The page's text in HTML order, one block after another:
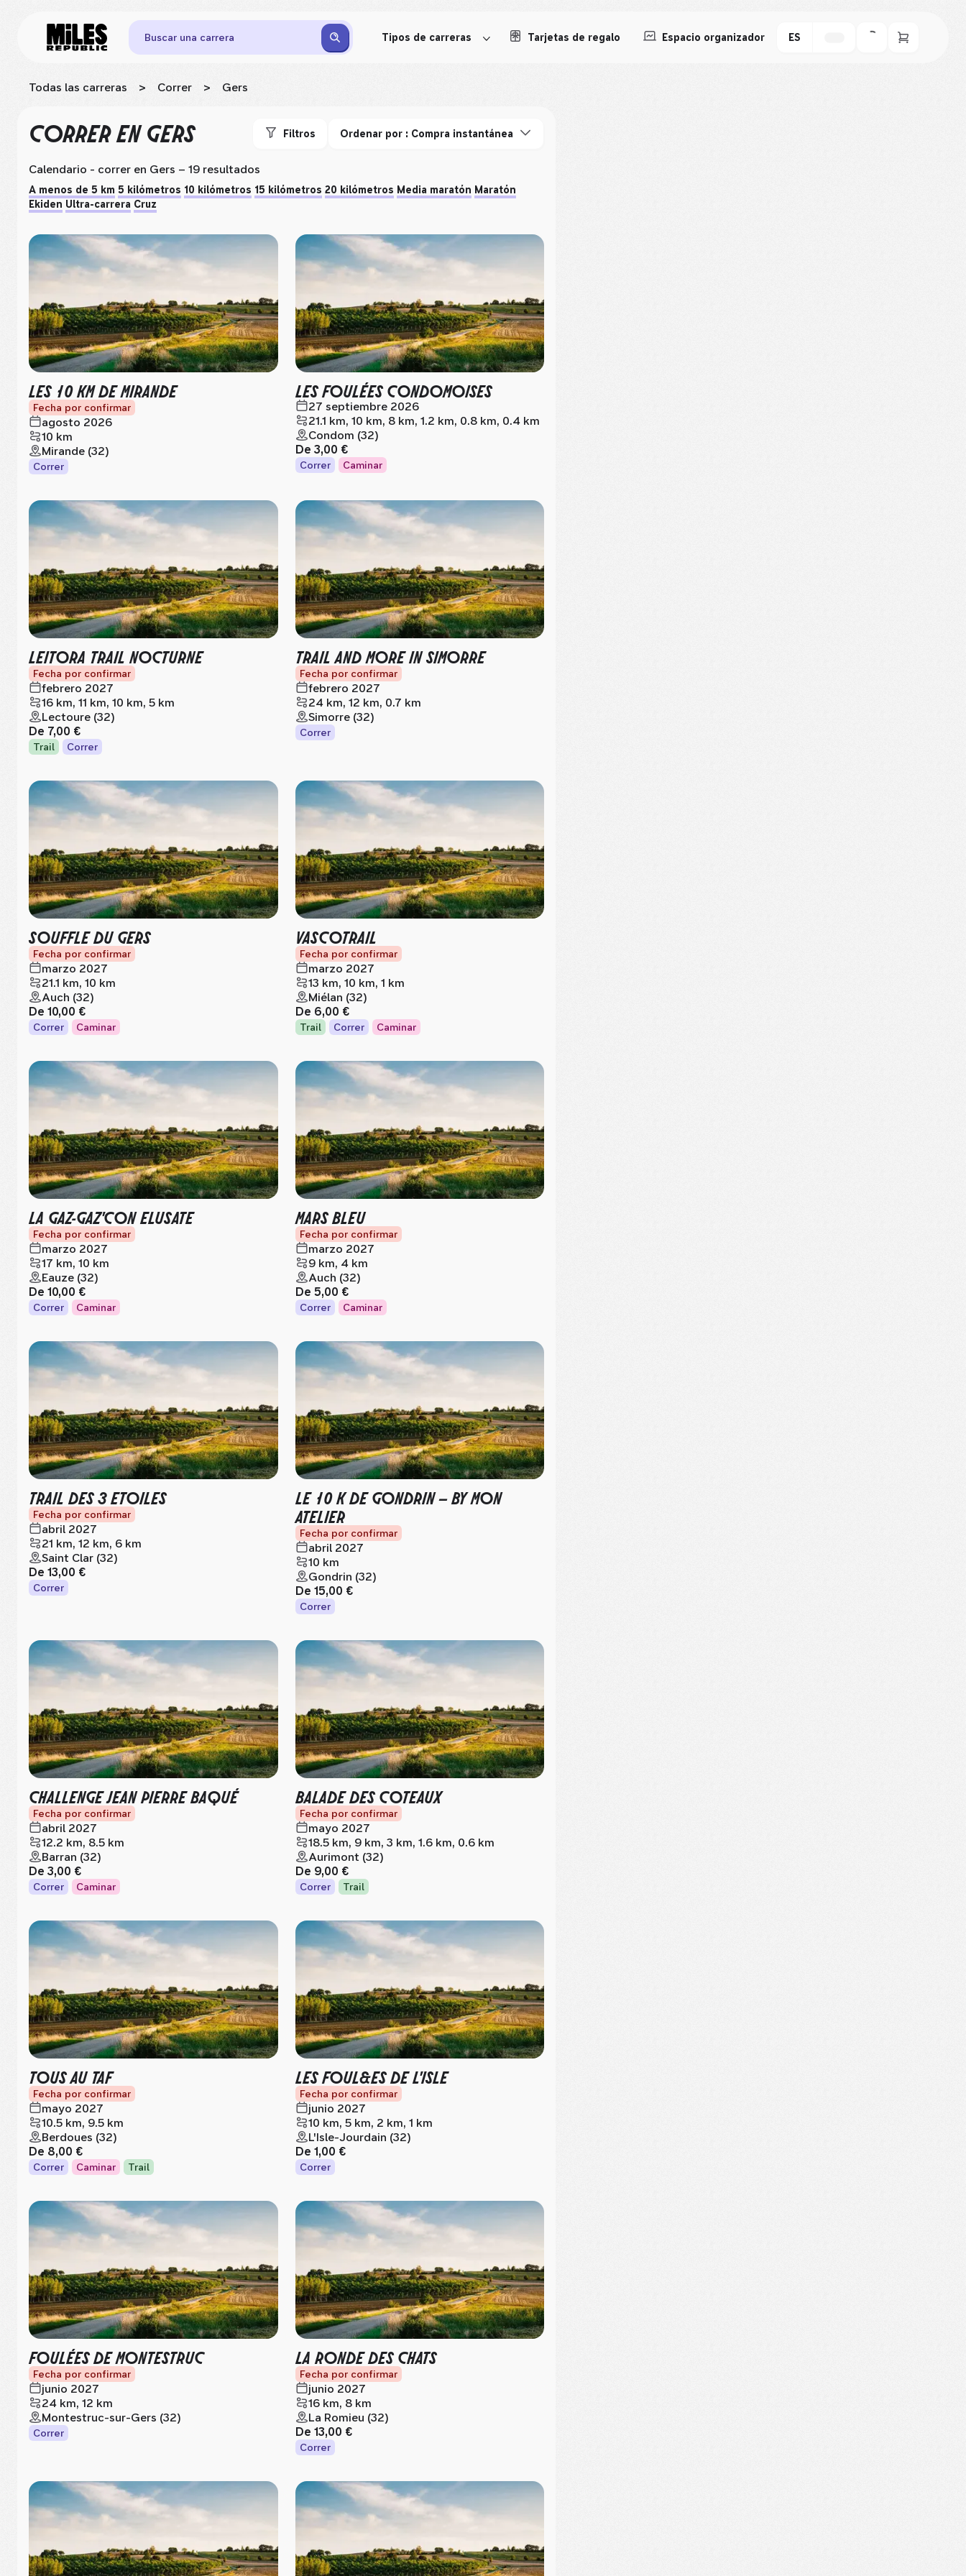
Buscar una carrera Tipos de carreras Tarjetas de regalo Espacio organizador ES
Todas las carreras > Correr > Gers
CORREREN GERS Filtros Ordenar por : Compra instantánea
Calendario - correr en Gers – 19 resultados
A menos de 5 km 5 kilómetros 10 kilómetros 15 kilómetros 20 kilómetros Media maratón Maratón
Ekiden Ultra-carrera Cruz
LES 10 KM DE MIRANDE
Fecha por confirmar
agosto 2026
10 km
Mirande (32)
Correr
LES FOULÉES CONDOMOISES
27 septiembre 2026
21.1 km, 10 km, 8 km, 1.2 km, 0.8 km, 0.4 km
Condom (32)
De 3,00 €
Correr Caminar
LEITORA TRAIL NOCTURNE
Fecha por confirmar
febrero 2027
16 km, 11 km, 10 km, 5 km
Lectoure (32)
De 7,00 €
Trail Correr
TRAIL AND MORE IN SIMORRE
Fecha por confirmar
febrero 2027
24 km, 12 km, 0.7 km
Simorre (32)
Correr
SOUFFLE DU GERS
Fecha por confirmar
marzo 2027
21.1 km, 10 km
Auch (32)
De 10,00 €
Correr Caminar
VASCOTRAIL
Fecha por confirmar
marzo 2027
13 km, 10 km, 1 km
Miélan (32)
De 6,00 €
Trail Correr Caminar
LA GAZ-GAZ'CON ELUSATE
Fecha por confirmar
marzo 2027
17 km, 10 km
Eauze (32)
De 10,00 €
Correr Caminar
MARS BLEU
Fecha por confirmar
marzo 2027
9 km, 4 km
Auch (32)
De 5,00 €
Correr Caminar
TRAIL DES 3 ETOILES
Fecha por confirmar
abril 2027
21 km, 12 km, 6 km
Saint Clar (32)
De 13,00 €
Correr
LE 10 K DE GONDRIN – BY MON
ATELIER
Fecha por confirmar
abril 2027
10 km
Gondrin (32)
De 15,00 €
Correr
CHALLENGE JEAN PIERRE BAQUÉ
Fecha por confirmar
abril 2027
12.2 km, 8.5 km
Barran (32)
De 3,00 €
Correr Caminar
BALADE DES COTEAUX
Fecha por confirmar
mayo 2027
18.5 km, 9 km, 3 km, 1.6 km, 0.6 km
Aurimont (32)
De 9,00 €
Correr Trail
TOUS AU TAF
Fecha por confirmar
mayo 2027
10.5 km, 9.5 km
Berdoues (32)
De 8,00 €
Correr Caminar Trail
LES FOUL&ES DE L'ISLE
Fecha por confirmar
junio 2027
10 km, 5 km, 2 km, 1 km
L'Isle-Jourdain (32)
De 1,00 €
Correr
FOULÉES DE MONTESTRUC
Fecha por confirmar
junio 2027
24 km, 12 km
Montestruc-sur-Gers (32)
Correr
LA RONDE DES CHATS
Fecha por confirmar
junio 2027
16 km, 8 km
La Romieu (32)
De 13,00 €
Correr